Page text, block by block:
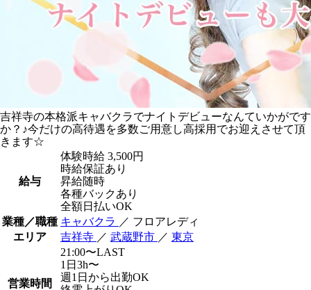
吉祥寺の本格派キャバクラでナイトデビューなんていかがです
か？♪今だけの高待遇を多数ご用意し高採用でお迎えさせて頂
きます☆
給与
体験時給 3,500円
時給保証あり
昇給随時
各種バックあり
全額日払いOK
業種／職種 キャバクラ ／ フロアレディ
エリア
吉祥寺 ／ 武蔵野市 ／ 東京
営業時間
21:00〜LAST
1日3h〜
週1日から出勤OK